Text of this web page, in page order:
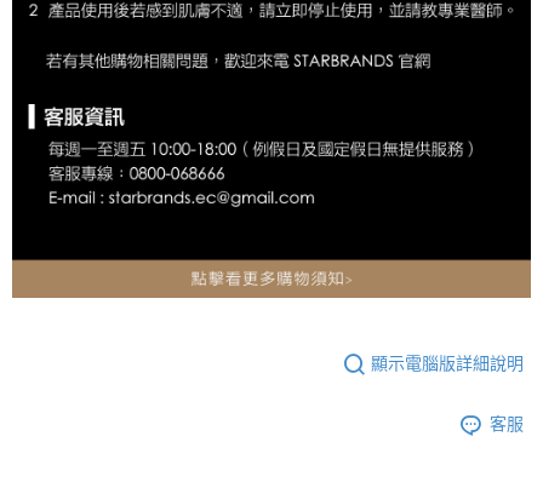
顯示電腦版詳細說明
客服